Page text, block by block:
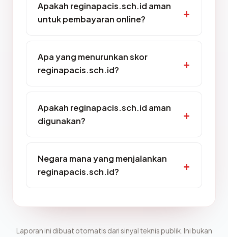
Apakah reginapacis.sch.id aman
untuk pembayaran online?
Apa yang menurunkan skor
reginapacis.sch.id?
Apakah reginapacis.sch.id aman
digunakan?
Negara mana yang menjalankan
reginapacis.sch.id?
Laporan ini dibuat otomatis dari sinyal teknis publik. Ini bukan